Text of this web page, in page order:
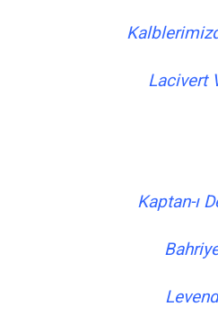
Lacivert
Kaptan-ı